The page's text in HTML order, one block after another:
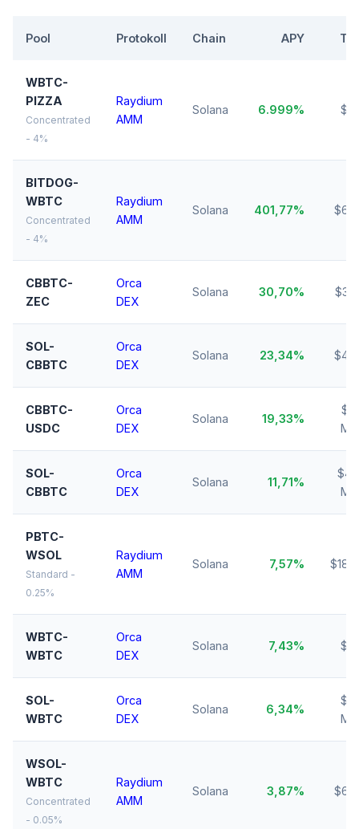
Pool Protokoll Chain APY
WBTC-
PIZZA
Concentrated
- 4%
Raydium
AMM
Solana 6.999%
BITDOG-
WBTC
Concentrated
- 4%
Raydium
AMM
Solana 401,77%
CBBTC-
ZEC
Orca
DEX
Solana 30,70%
SOL-
CBBTC
Orca
DEX
Solana 23,34%
CBBTC-
USDC
Orca
DEX
Solana 19,33%
SOL-
CBBTC
Orca
DEX
Solana 11,71%
PBTC-
WSOL
Standard -
0.25%
Raydium
AMM
Solana 7,57%
WBTC-
WBTC
Orca
DEX
Solana 7,43%
SOL-
WBTC
Orca
DEX
Solana 6,34%
WSOL-
WBTC
Concentrated
- 0.05%
Raydium
AMM
Solana 3,87%